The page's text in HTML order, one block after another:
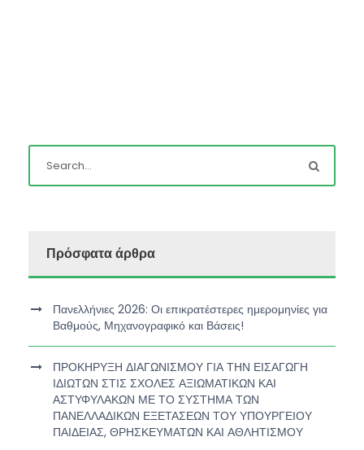
Πρόσφατα άρθρα
Πανελλήνιες 2026: Οι επικρατέστερες ημερομηνίες για
Βαθμούς, Μηχανογραφικό και Βάσεις!
ΠΡΟΚΗΡΥΞΗ ΔΙΑΓΩΝΙΣΜΟΥ ΓΙΑ ΤΗΝ ΕΙΣΑΓΩΓΗ
ΙΔΙΩΤΩΝ ΣΤΙΣ ΣΧΟΛΕΣ ΑΞΙΩΜΑΤΙΚΩΝ ΚΑΙ
ΑΣΤΥΦΥΛΑΚΩΝ ΜΕ ΤΟ ΣΥΣΤΗΜΑ ΤΩΝ
ΠΑΝΕΛΛΑΔΙΚΩΝ ΕΞΕΤΑΣΕΩΝ ΤΟΥ ΥΠΟΥΡΓΕΙΟΥ
ΠΑΙΔΕΙΑΣ, ΘΡΗΣΚΕΥΜΑΤΩΝ ΚΑΙ ΑΘΛΗΤΙΣΜΟΥ